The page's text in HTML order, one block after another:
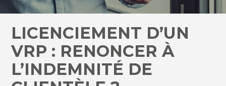
LICENCIEMENT D’UN
VRP : RENONCER À
L’INDEMNITÉ DE